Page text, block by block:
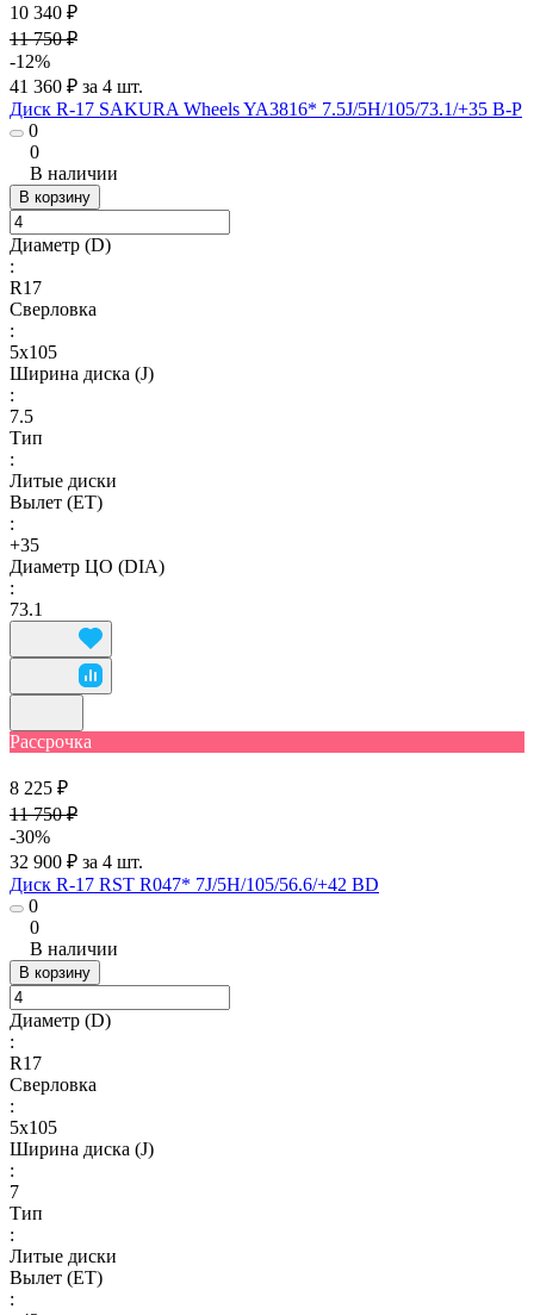
10 340 ₽
11 750 ₽
-12%
41 360 ₽ за 4 шт.
Диск R-17 SAKURA Wheels YA3816* 7.5J/5H/105/73.1/+35 B-P
0
0
В наличии
В корзину
Диаметр (D)
:
R17
Сверловка
:
5x105
Ширина диска (J)
:
7.5
Тип
:
Литые диски
Вылет (ET)
:
+35
Диаметр ЦО (DIA)
:
73.1
Рассрочка
8 225 ₽
11 750 ₽
-30%
32 900 ₽ за 4 шт.
Диск R-17 RST R047* 7J/5H/105/56.6/+42 BD
0
0
В наличии
В корзину
Диаметр (D)
:
R17
Сверловка
:
5x105
Ширина диска (J)
:
7
Тип
:
Литые диски
Вылет (ET)
: